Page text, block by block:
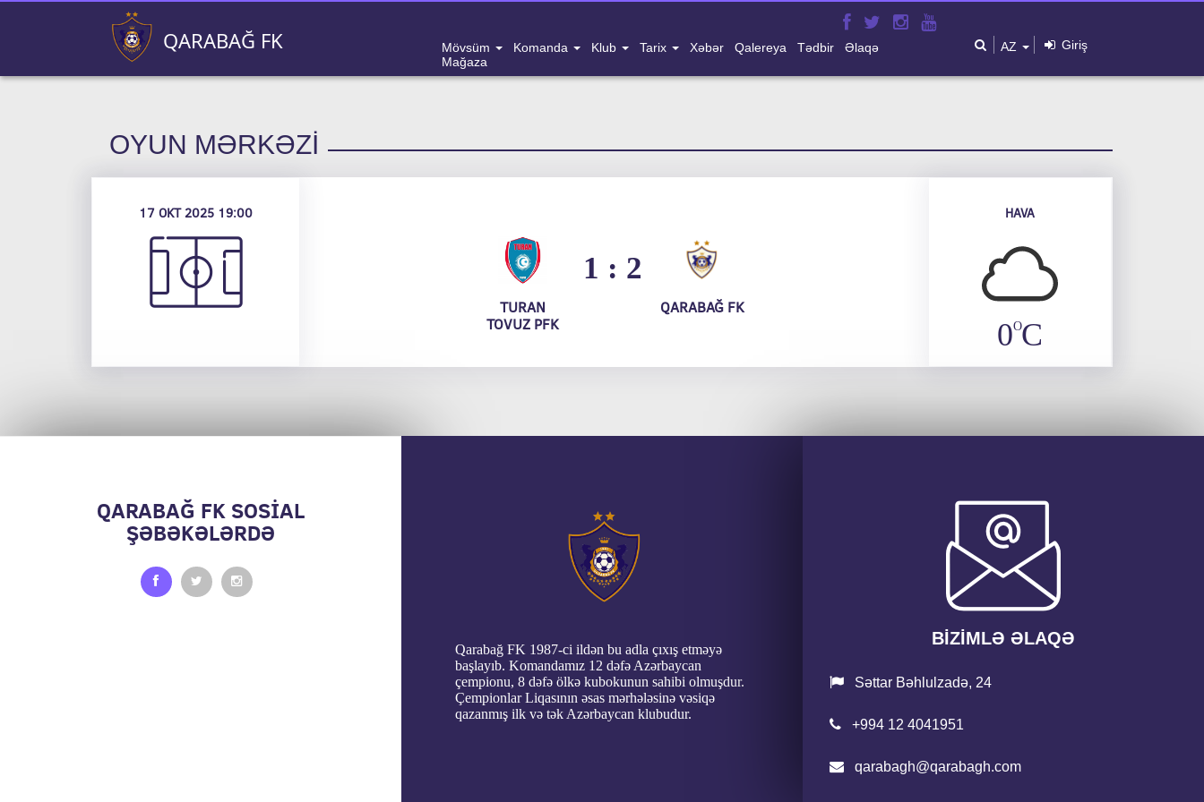
QARABAĞ FK Mövsüm Komanda Klub Tarix Xəbər Qalereya Tədbir
Əlaqə
Mağaza
AZ Giriş
OYUN MƏRKƏZI
17 OKT 2025 19:00
TURAN
TOVUZ PFK
1 : 2
QARABAĞ FK
HAVA
0O
C
QARABAĞ FK SOSİAL
ŞƏBƏKƏLƏRDƏ
Qarabağ FK 1987-ci ildən bu adla çıxış etməyə
başlayıb. Komandamız 12 dəfə Azərbaycan
çempionu, 8 dəfə ölkə kubokunun sahibi olmuşdur.
Çempionlar Liqasının əsas mərhələsinə vəsiqə
qazanmış ilk və tək Azərbaycan klubudur.
BİZİMLƏ ƏLAQƏ
Səttar Bəhlulzadə, 24
+994 12 4041951
qarabagh@qarabagh.com